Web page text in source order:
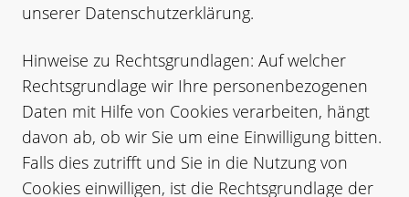
unserer Datenschutzerklärung.
Hinweise zu Rechtsgrundlagen: Auf welcher
Rechtsgrundlage wir Ihre personenbezogenen
Daten mit Hilfe von Cookies verarbeiten, hängt
davon ab, ob wir Sie um eine Einwilligung bitten.
Falls dies zutrifft und Sie in die Nutzung von
Cookies einwilligen, ist die Rechtsgrundlage der